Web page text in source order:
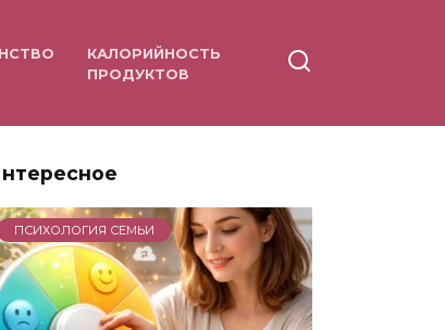
КАЛОРИЙНОСТЬ
ПРОДУКТОВ
ПСИХОЛОГИЯ СЕМЬИ